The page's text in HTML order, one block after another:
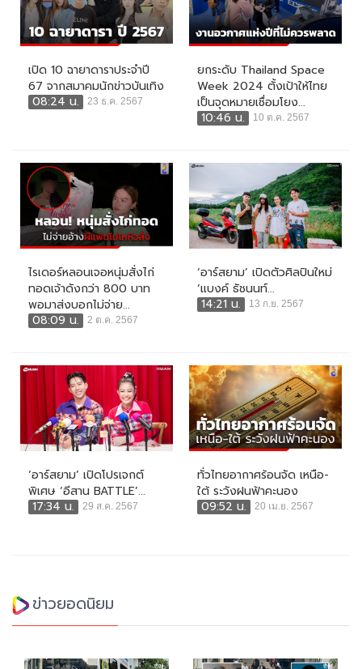
เปิด 10 ฉายาดาราประจำปี
67 จากสมาคมนักข่าวบันเทิง
08:24 น.
23 ธ.ค. 2567
ยกระดับ Thailand Space
Week 2024 ตั้งเป้าให้ไทย
เป็นจุดหมายเชื่อมโยง...
10:46 น.
10 ต.ค. 2567
ไรเดอร์หลอนเจอหนุ่มสั่งไก่
ทอดเจ้าดังกว่า 800 บาท
พอมาส่งบอกไม่จ่าย...
08:09 น.
2 ต.ค. 2567
‘อาร์สยาม’ เปิดตัวศิลปินใหม่
‘แบงค์ ธัชนนท์...
14:21 น.
13 ก.ย. 2567
‘อาร์สยาม’ เปิดโปรเจกต์
พิเศษ ‘อีสาน BATTLE’...
17:34 น.
29 ส.ค. 2567
ทั่วไทยอากาศร้อนจัด เหนือ-
ใต้ ระวังฝนฟ้าคะนอง
09:52 น.
20 เม.ย. 2567
ข่าวยอดนิยม